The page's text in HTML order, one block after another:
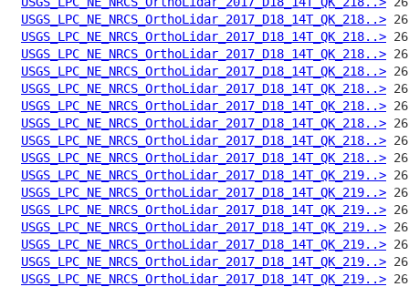
USGS_LPC_NE_NRCS_OrthoLidar_2017_D18_14T_QK_218..>
USGS_LPC_NE_NRCS_OrthoLidar_2017_D18_14T_QK_218..>
USGS_LPC_NE_NRCS_OrthoLidar_2017_D18_14T_QK_218..>
USGS_LPC_NE_NRCS_OrthoLidar_2017_D18_14T_QK_218..>
USGS_LPC_NE_NRCS_OrthoLidar_2017_D18_14T_QK_218..>
USGS_LPC_NE_NRCS_OrthoLidar_2017_D18_14T_QK_218..>
USGS_LPC_NE_NRCS_OrthoLidar_2017_D18_14T_QK_218..>
USGS_LPC_NE_NRCS_OrthoLidar_2017_D18_14T_QK_218..>
USGS_LPC_NE_NRCS_OrthoLidar_2017_D18_14T_QK_218..>
USGS_LPC_NE_NRCS_OrthoLidar_2017_D18_14T_QK_219..>
USGS_LPC_NE_NRCS_OrthoLidar_2017_D18_14T_QK_219..>
USGS_LPC_NE_NRCS_OrthoLidar_2017_D18_14T_QK_219..>
USGS_LPC_NE_NRCS_OrthoLidar_2017_D18_14T_QK_219..>
USGS_LPC_NE_NRCS_OrthoLidar_2017_D18_14T_QK_219..>
USGS_LPC_NE_NRCS_OrthoLidar_2017_D18_14T_QK_219..>
USGS_LPC_NE_NRCS_OrthoLidar_2017_D18_14T_QK_219..>